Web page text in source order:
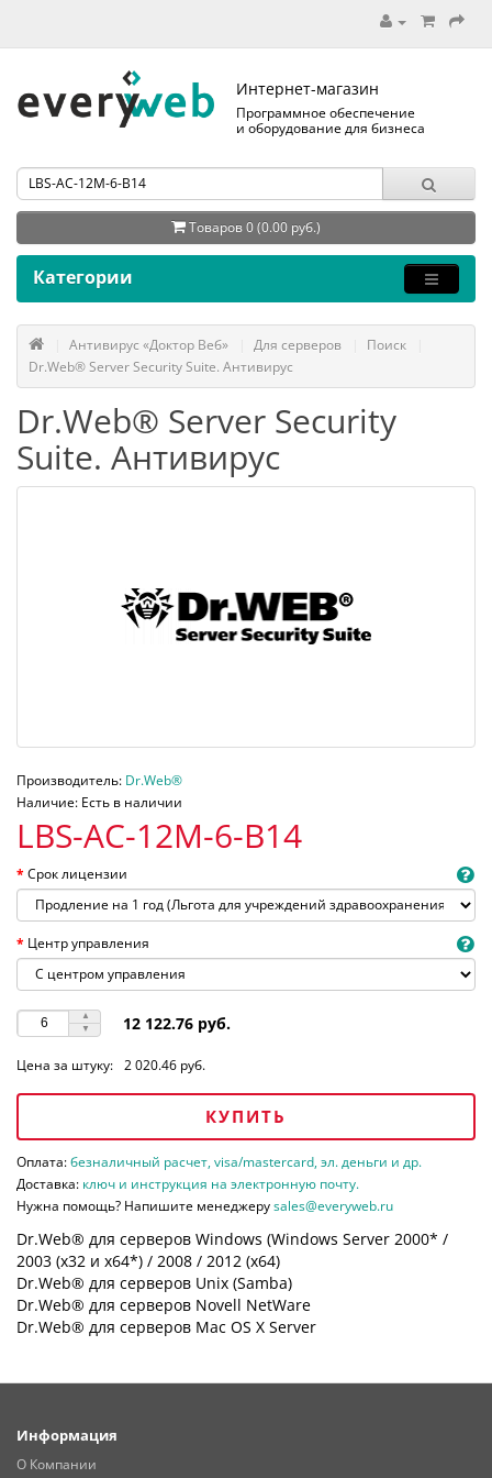
Интернет-магазин
Программное обеспечение
и оборудование для бизнеса
Товаров 0 (0.00 руб.)
Категории
Антивирус «Доктор Веб» Для серверов
Поиск
Dr.Web® Server Security Suite. Антивирус
Dr.Web® Server Security
Suite. Антивирус
Производитель: Dr.Web®
Наличие: Есть в наличии
LBS-AC-12M-6-B14
Срок лицензии
Центр управления
12 122.76 руб.
Цена за штуку: 2 020.46 руб.
КУПИТЬ
Оплата:безналичный расчет, visa/mastercard, эл. деньги и др.
Доставка: ключ и инструкция на электронную почту.
Нужна помощь? Напишите менеджеруsales@everyweb.ru
Dr.Web® для серверов Windows (Windows Server 2000* /
2003 (х32 и х64*) / 2008 / 2012 (х64)
Dr.Web® для серверов Unix (Samba)
Dr.Web® для серверов Novell NetWare
Dr.Web® для серверов Mac OS X Server
Информация
О Компании